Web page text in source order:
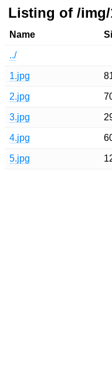
Listing of /img/
Name
../
1.jpg
2.jpg
3.jpg
4.jpg
5.jpg